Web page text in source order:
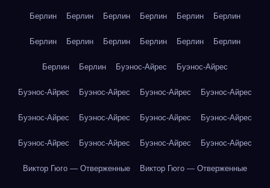
Берлин Берлин Берлин Берлин Берлин Берлин
Берлин Берлин Берлин Берлин Берлин Берлин
Берлин Берлин Буэнос-Айрес Буэнос-Айрес
Буэнос-Айрес Буэнос-Айрес Буэнос-Айрес Буэнос-Айрес
Буэнос-Айрес Буэнос-Айрес Буэнос-Айрес Буэнос-Айрес
Буэнос-Айрес Буэнос-Айрес Буэнос-Айрес Буэнос-Айрес
Виктор Гюго — Отверженные Виктор Гюго — Отверженные